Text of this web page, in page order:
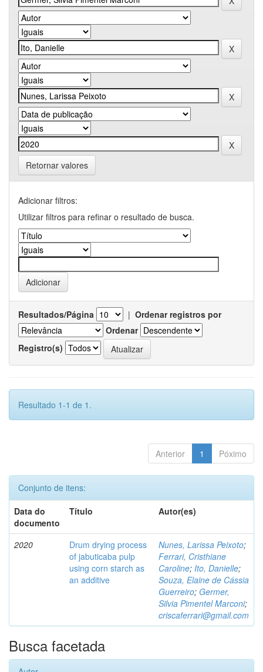
Retornar valores
Adicionar filtros:
Utilizar filtros para refinar o resultado de busca.
Resultados/Página | Ordenar registros por
Ordenar
Registro(s)
Resultado 1-1 de 1.
Anterior 1 Póximo
Conjunto de itens:
Data do
documento
Título Autor(es)
2020
Drum drying process
of jabuticaba pulp
using corn starch as
an additive
Nunes, Larissa Peixoto;
Ferrari, Cristhiane
Caroline; Ito, Danielle;
Souza, Elaine de Cássia
Guerreiro; Germer,
Silvia Pimentel Marconi;
criscaferrari@gmail.com
Busca facetada